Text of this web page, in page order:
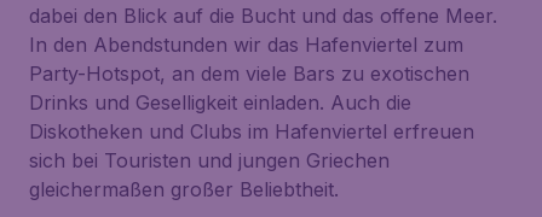
dabei den Blick auf die Bucht und das offene Meer.
In den Abendstunden wir das Hafenviertel zum
Party-Hotspot, an dem viele Bars zu exotischen
Drinks und Geselligkeit einladen. Auch die
Diskotheken und Clubs im Hafenviertel erfreuen
sich bei Touristen und jungen Griechen
gleichermaßen großer Beliebtheit.